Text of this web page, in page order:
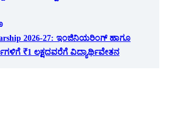
2026-27: ಇಂಜಿನಿಯರಿಂಗ್ ಹಾಗೂ
₹1 ಲಕ್ಷದವರೆಗೆ ವಿದ್ಯಾರ್ಥಿವೇತನ